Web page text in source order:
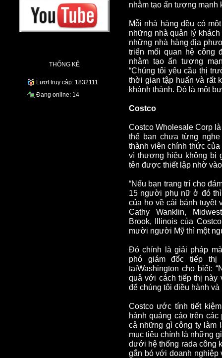
THỐNG KÊ
Lượt truy cập: 1832111
Đang online: 14
nhằm tạo ấn tượng
Mỗi nhà hàng đều có
những nhà quản lý
những nhà hàng địa
triển mối quan hệ công
nhằm tạo ấn tượng
“Chúng tôi yêu cầu thị
thời gian tập huấn và rất
khánh thành. Đó là một
Costco
Costco Wholesale Corp
thể bạn chưa từng
thành viên chính thức
vì thương hiệu không bị
tên được thiết lập nhờ
“Nếu bạn trang trí cho
15 người phụ nữ ở đó
của họ về cái bánh tuyệt
Cathy Wanklin,
Brook, Illinois của
mười người Mỹ thì một
Đó chính là giải pháp
phó giám đốc tiếp thị
tạiWashington cho biết:
quả với cách tiếp thị
để chúng tôi điều hành và
Costco ước tính tiết
hành quảng cáo trên
cả những gì công ty làm
mục tiêu chính là những
dưới hệ thống rada công
gắn bó với doanh nghiệp